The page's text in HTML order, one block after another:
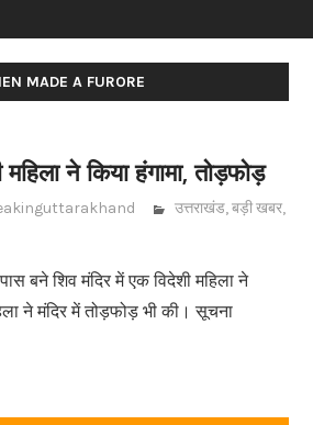
MADE A FURORE
ने किया हंगामा, तोड़फोड़
उत्तराखंड,बड़ी खबर,
बने शिव मंदिर में एक विदेशी महिला ने
ने मंदिर में तोड़फोड़ भी की। सूचना